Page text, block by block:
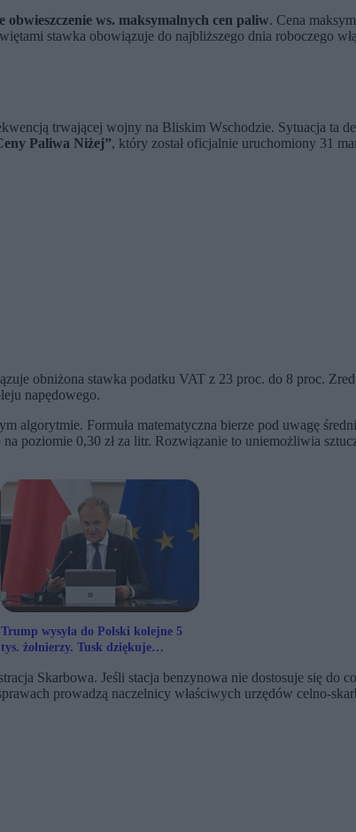
ws. maksymalnych cen paliw. Cena
stawka obowiązuje do najbliższego dnia roboczego
trwającej wojny na Bliskim Wschodzie. Sytuacja ta
Paliwa Niżej”, który został oficjalnie uruchomiony 31
obniżona stawka podatku VAT z 23 proc. do 8 proc.
napędowego.
algorytmie. Formuła matematyczna bierze pod uwagę
poziomie 0,30 zł za litr. Rozwiązanie to uniemożliwia
Trump wysyła do Polski kolejne 5
tys. żołnierzy. Tusk dziękuje
Skarbowa. Jeśli stacja benzynowa nie dostosuje się do
prowadzą naczelnicy właściwych urzędów celno-